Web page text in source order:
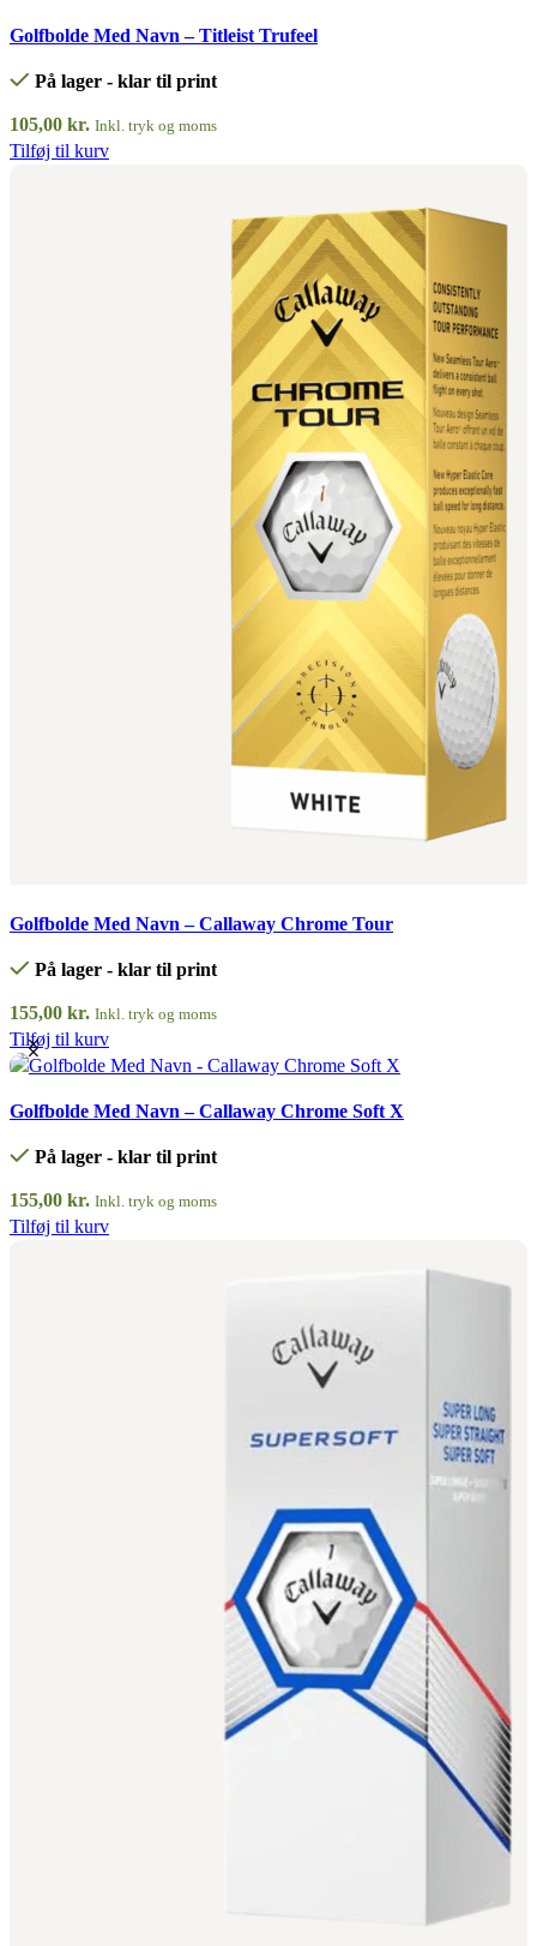
Golfbolde Med Navn – Titleist Trufeel
På lager - klar til print
105,00 kr. Inkl. tryk og moms
Tilføj til kurv
Golfbolde Med Navn – Callaway Chrome Tour
På lager - klar til print
155,00 kr. Inkl. tryk og moms
Tilføj til kurv
Golfbolde Med Navn – Callaway Chrome Soft X
På lager - klar til print
155,00 kr. Inkl. tryk og moms
Tilføj til kurv